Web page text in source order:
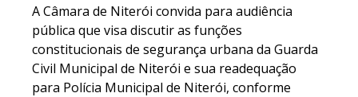
A Câmara de Niterói convida para audiência
pública que visa discutir as funções
constitucionais de segurança urbana da Guarda
Civil Municipal de Niterói e sua readequação
para Polícia Municipal de Niterói, conforme